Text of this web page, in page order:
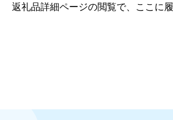
返礼品詳細ページの閲覧で、ここに